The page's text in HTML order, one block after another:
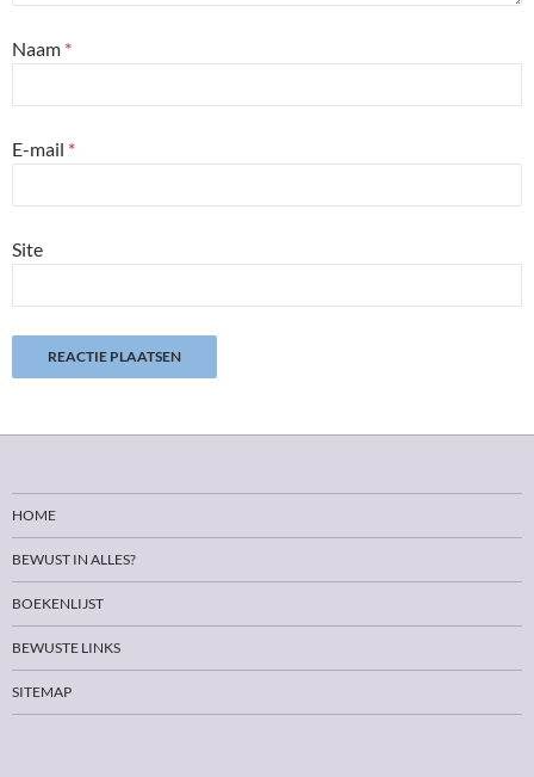
Naam *
E-mail *
Site
HOME
BEWUST IN ALLES?
BOEKENLIJST
BEWUSTE LINKS
SITEMAP